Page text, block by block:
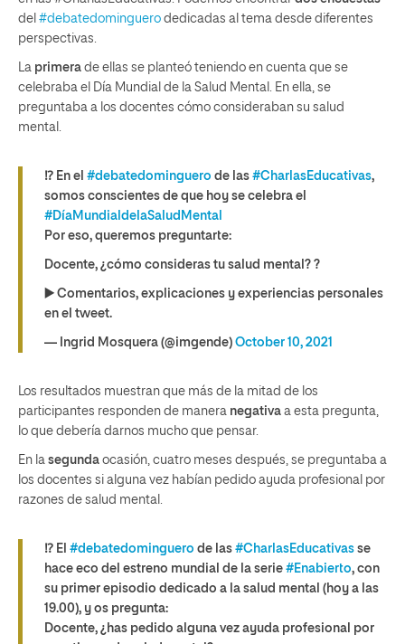
del #debatedominguero dedicadas al tema desde diferentes
perspectivas.
La primera de ellas se planteó teniendo en cuenta que se
celebraba el Día Mundial de la Salud Mental. En ella, se
preguntaba a los docentes cómo consideraban su salud
mental.
⁉️ En el #debatedominguero de las #CharlasEducativas,
somos conscientes de que hoy se celebra el
#DíaMundialdelaSaludMental
Por eso, queremos preguntarte:
Docente, ¿cómo consideras tu salud mental? ?
▶️ Comentarios, explicaciones y experiencias personales
en el tweet.
— Ingrid Mosquera (@imgende) October 10, 2021
Los resultados muestran que más de la mitad de los
participantes responden de manera negativa a esta pregunta,
lo que debería darnos mucho que pensar.
En la segunda ocasión, cuatro meses después, se preguntaba a
los docentes si alguna vez habían pedido ayuda profesional por
razones de salud mental.
⁉️ El #debatedominguero de las #CharlasEducativas se
hace eco del estreno mundial de la serie #Enabierto, con
su primer episodio dedicado a la salud mental (hoy a las
19.00), y os pregunta:
Docente, ¿has pedido alguna vez ayuda profesional por